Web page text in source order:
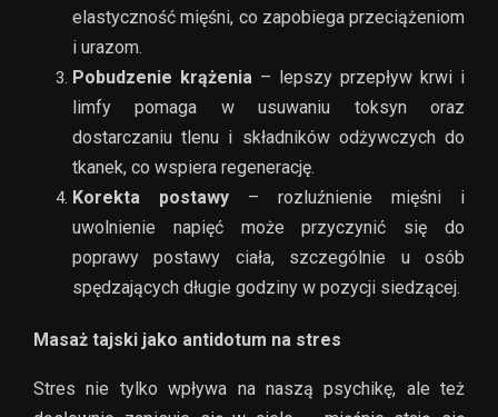
elastyczność mięśni, co zapobiega przeciążeniom
i urazom.
Pobudzenie krążenia – lepszy przepływ krwi i
limfy pomaga w usuwaniu toksyn oraz
dostarczaniu tlenu i składników odżywczych do
tkanek, co wspiera regenerację.
Korekta postawy – rozluźnienie mięśni i
uwolnienie napięć może przyczynić się do
poprawy postawy ciała, szczególnie u osób
spędzających długie godziny w pozycji siedzącej.
Masaż tajski jako antidotum na stres
Stres nie tylko wpływa na naszą psychikę, ale też